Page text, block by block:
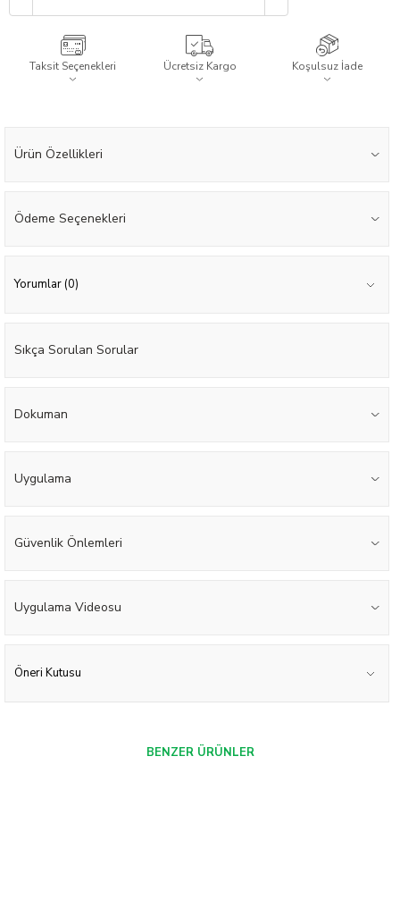
Taksit Seçenekleri Ücretsiz Kargo Koşulsuz İade
Ürün Özellikleri
Ödeme Seçenekleri
Yorumlar (0)
Sıkça Sorulan Sorular
Dokuman
Uygulama
Güvenlik Önlemleri
Uygulama Videosu
Öneri Kutusu
BENZER ÜRÜNLER